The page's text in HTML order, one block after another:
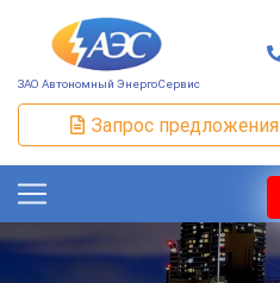
ЗАО Автономный ЭнергоСервис
Запрос предложения